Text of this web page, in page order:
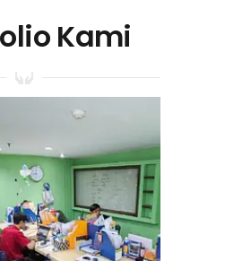
Kami